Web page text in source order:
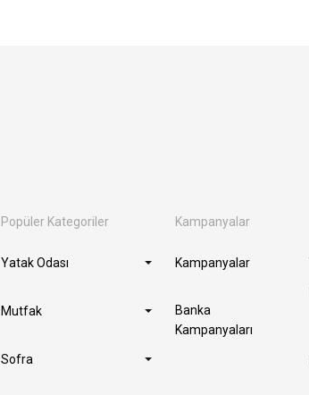
Popüler Kategoriler
Yatak Odası
Mutfak
Sofra
Kampanyalar
Kampanyalar
Banka
Kampanyaları